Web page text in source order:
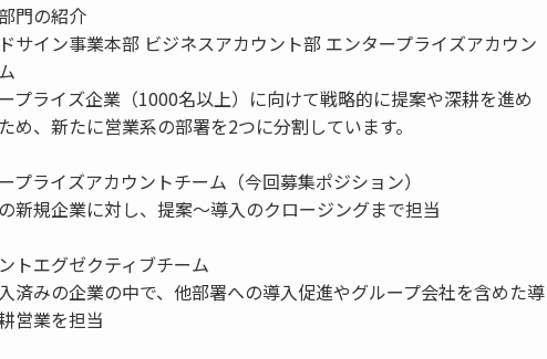
門の紹介
サイン事業本部 ビジネスアカウント部 エンタープライズアカウン
プライズ企業（1000名以上）に向けて戦略的に提案や深耕を進め
め、新たに営業系の部署を2つに分割しています。
プライズアカウントチーム（今回募集ポジション）
新規企業に対し、提案〜導入のクロージングまで担当
トエグゼクティブチーム
済みの企業の中で、他部署への導入促進やグループ会社を含めた導
営業を担当